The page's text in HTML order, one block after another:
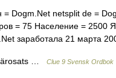
Dogm.Net netsplit de =
= 75 Население = 2500
заработала 21 марта
… Clue 9 Svensk Ordbok